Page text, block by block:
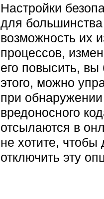
Настройки
для
возможность их
процессов,
его повысить,
этого, можно
при
вредоносного
отсылаются в
не хотите,
отключить эту